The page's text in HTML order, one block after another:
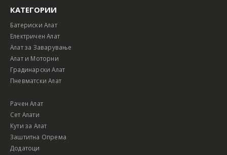
КАТЕГОРИИ
Батериски Алат
Електричен Алат
Алат за Заварување
Алат и Моторни
Градинарски Алат
Пневматски Алат
Рачен Алат
Сет Алати
Кути за Алат
Заштитна Опрема
Додатоци